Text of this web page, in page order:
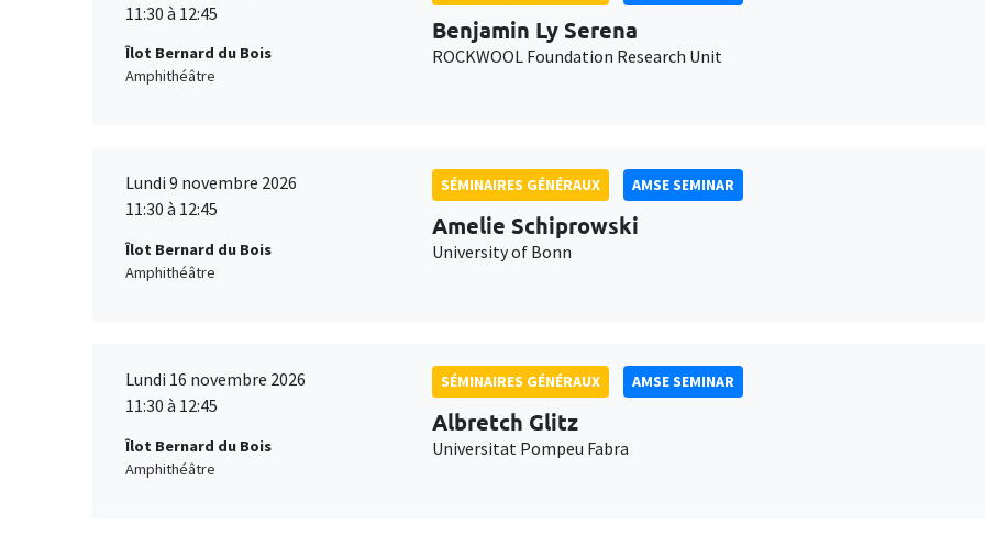
11:30 à 12:45
Îlot Bernard du Bois
Amphithéâtre
Benjamin Ly Serena
ROCKWOOL Foundation Research Unit
Lundi 9 novembre 2026
11:30 à 12:45
Îlot Bernard du Bois
Amphithéâtre
SÉMINAIRES GÉNÉRAUX AMSE SEMINAR
Amelie Schiprowski
University of Bonn
Lundi 16 novembre 2026
11:30 à 12:45
Îlot Bernard du Bois
Amphithéâtre
SÉMINAIRES GÉNÉRAUX AMSE SEMINAR
Albretch Glitz
Universitat Pompeu Fabra